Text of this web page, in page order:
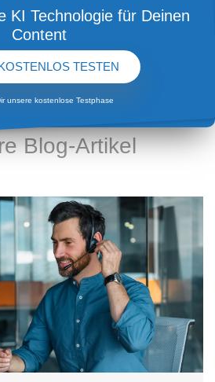
KI Technologie für Deinen
Content
TESTEN
unsere kostenlose Testphase
UND ANREGUNGEN ZU DEN
Blog-Artikel